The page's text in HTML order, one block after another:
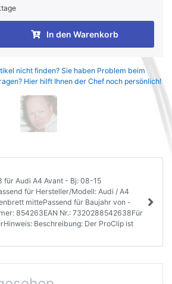
In den Warenkorb
nicht finden? Sie haben Problem beim
Hier hilft Ihnen der Chef noch persönlich!
für Audi A4 Avant - Bj: 08-15
für Hersteller/Modell: Audi / A4
mittePassend für Baujahr von -
854263EAN Nr.: 7320288542638Für
Beschreibung: Der ProClip ist